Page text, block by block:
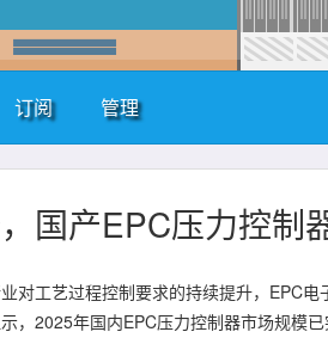
订阅 管理
国产EPC压力控制
工艺过程控制要求的持续提升，EPC电
，2025年国内EPC压力控制器市场规模